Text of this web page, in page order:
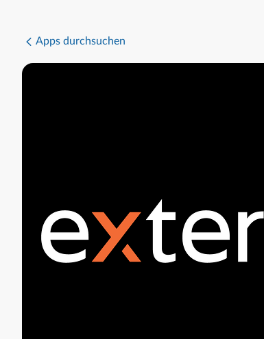
Apps durchsuchen